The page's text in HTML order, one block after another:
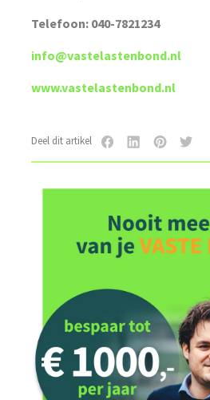
Telefoon: 040-7821234
info@vastelastenbond.nl
www.vastelastenbond.nl
Deel dit artikel